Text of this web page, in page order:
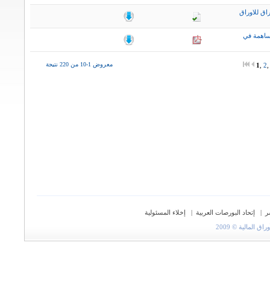
للاوراق
في
معروض 1-10 من 220 نتيجة 1 2
| إتحاد البورصات العربية |
إخلاء المسئولية
© 2009